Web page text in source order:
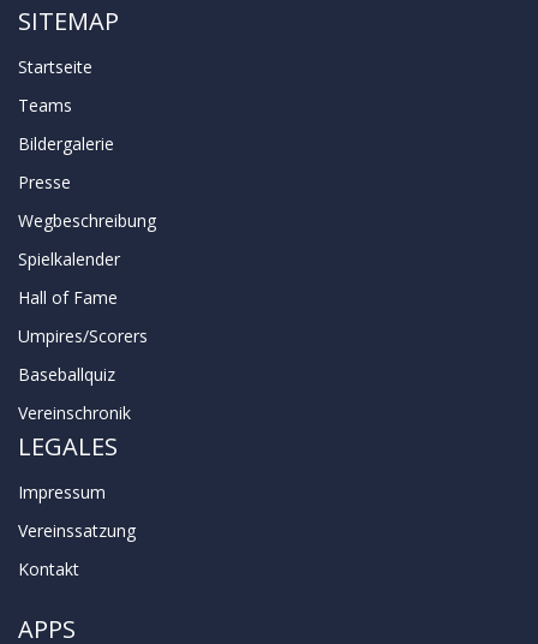
SITEMAP
Startseite
Teams
Bildergalerie
Presse
Wegbeschreibung
Spielkalender
Hall of Fame
Umpires/Scorers
Baseballquiz
Vereinschronik
LEGALES
Impressum
Vereinssatzung
Kontakt
APPS